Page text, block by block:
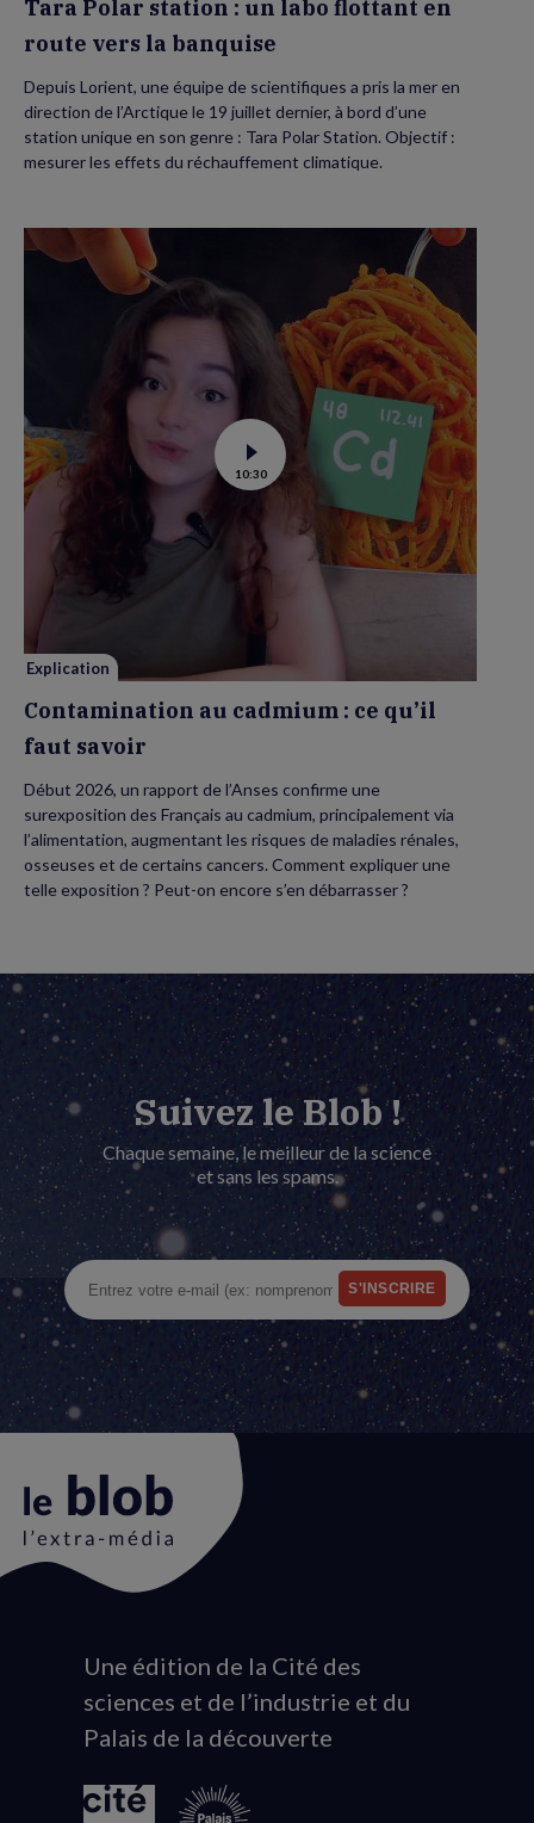
Tara Polar station : un labo flottant en
route vers la banquise
Depuis Lorient, une équipe de scientifiques a pris la mer en
direction de l’Arctique le 19 juillet dernier, à bord d’une
station unique en son genre : Tara Polar Station. Objectif :
mesurer les effets du réchauffement climatique.
Voir
la
vidéo
Contamination
au
cadmium :
ce
savoir
10:30
Explication
Contamination au cadmium : ce qu’il
faut savoir
Début 2026, un rapport de l’Anses confirme une
surexposition des Français au cadmium, principalement via
l’alimentation, augmentant les risques de maladies rénales,
osseuses et de certains cancers. Comment expliquer une
telle exposition ? Peut-on encore s’en débarrasser ?
Suivez le Blob !
Chaque semaine, le meilleur de la science
et sans les spams.
Animation
du
logo
Une édition de la Cité des
sciences et de l’industrie et du
Palais de la découverte